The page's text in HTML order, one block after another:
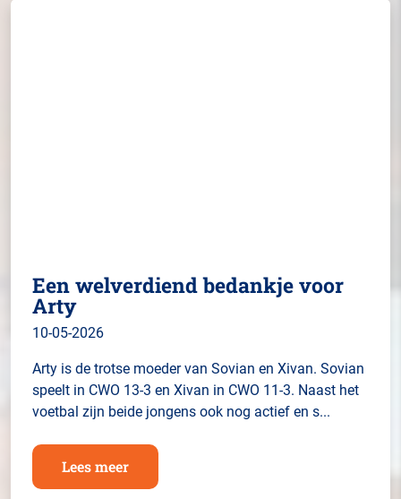
Een welverdiend bedankje voor
Arty
10-05-2026
Arty is de trotse moeder van Sovian en Xivan. Sovian
speelt in CWO 13-3 en Xivan in CWO 11-3. Naast het
voetbal zijn beide jongens ook nog actief en s...
Lees meer